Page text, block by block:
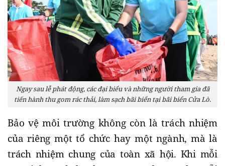
Ngay sau lễ phát động, các đại biểu và những người tham gia đã
tiến hành thu gom rác thải, làm sạch bãi biển tại bãi biển Cửa Lò.
Bảo vệ môi trường không còn là trách nhiệm
của riêng một tổ chức hay một ngành, mà là
trách nhiệm chung của toàn xã hội. Khi mỗi